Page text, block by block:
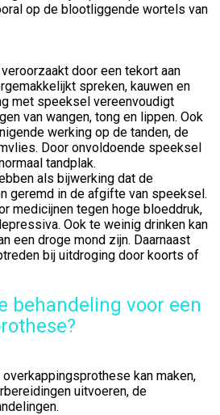
op de blootliggende wortels van
door een tekort aan
spreken, kauwen en
met speeksel vereenvoudigt
van wangen, tong en lippen. Ook
werking op de tanden, de
Door onvoldoende speeksel
tandplak.
als bijwerking dat de
geremd in de afgifte van speeksel.
medicijnen tegen hoge bloeddruk,
Ook te weinig drinken kan
een droge mond zijn. Daarnaast
bij uitdroging door koorts of
behandeling voor een
kan maken,
uitvoeren, de